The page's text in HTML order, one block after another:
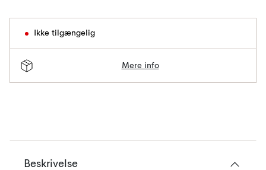
Ikke tilgængelig
Mere info
Beskrivelse